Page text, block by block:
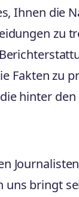
Ihnen die
zu
Fakten zu
hinter den
uns bringt